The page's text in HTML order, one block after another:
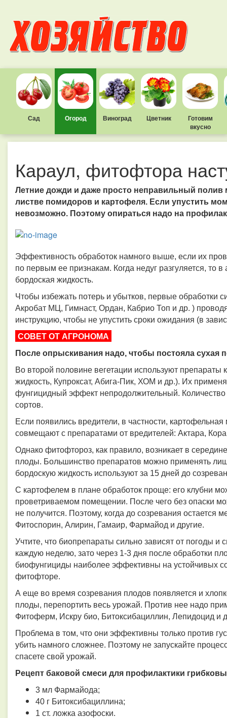
Сад Огород Виноград Цветник
Готовим
вкусно
Караул, фитофтора
Летние дожди и даже просто неправильный
листве помидоров и картофеля. Если упустить
невозможно. Поэтому опираться надо на
Эффективность обработок намного выше, если их
по первым ее признакам. Когда недуг разгуляется, то
бордоская жидкость.
Чтобы избежать потерь и убытков, первые обработки
Акробат МЦ, Гимнаст, Ордан, Кабрио Топ и др. )
инструкцию, чтобы не упустить сроки ожидания (в
СОВЕТ ОТ АГРОНОМА
После опрыскивания надо, чтобы постояла сухая
Во второй половине вегетации используют препараты
жидкость, Купроксат, Абига-Пик, ХОМ и др.). Их
фунгицидный эффект непродолжительный. Количество
сортов.
Если появились вредители, в частности,
совмещают с препаратами от вредителей: Актара,
Однако фитофтороз, как правило, возникает в
плоды. Большинство препаратов можно применять
бордоскую жидкость используют за 15 дней до
С картофелем в плане обработок проще: его клубни
проветриваемом помещении. После чего без опаски
не получится. Поэтому, когда до созревания остается
Фитоспорин, Алирин, Гамаир, Фармайод и другие.
Учтите, что биопрепараты сильно зависят от погоды и
каждую неделю, зато через 1-3 дня после обработки
биофунгициды наиболее эффективны на устойчивых
фитофторе.
А еще во время созревания плодов появляется и
плоды, перепортить весь урожай. Против нее надо
Фитоферм, Искру био, Битоксибациллин, Лепидоцид и
Проблема в том, что они эффективны только против
убить намного сложнее. Поэтому не запускайте
спасете свой урожай.
Рецепт баковой смеси для профилактики
3 мл Фармайода;
40 г Битоксибациллина;
1 ст. ложка азофоски.